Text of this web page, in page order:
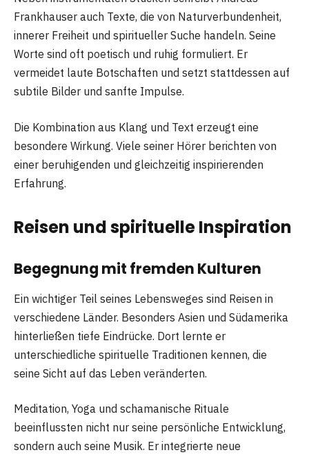
Frankhauser auch Texte, die von Naturverbundenheit,
innerer Freiheit und spiritueller Suche handeln. Seine
Worte sind oft poetisch und ruhig formuliert. Er
vermeidet laute Botschaften und setzt stattdessen auf
subtile Bilder und sanfte Impulse.
Die Kombination aus Klang und Text erzeugt eine
besondere Wirkung. Viele seiner Hörer berichten von
einer beruhigenden und gleichzeitig inspirierenden
Erfahrung.
Reisen und spirituelle Inspiration
Begegnung mit fremden Kulturen
Ein wichtiger Teil seines Lebensweges sind Reisen in
verschiedene Länder. Besonders Asien und Südamerika
hinterließen tiefe Eindrücke. Dort lernte er
unterschiedliche spirituelle Traditionen kennen, die
seine Sicht auf das Leben veränderten.
Meditation, Yoga und schamanische Rituale
beeinflussten nicht nur seine persönliche Entwicklung,
sondern auch seine Musik. Er integrierte neue